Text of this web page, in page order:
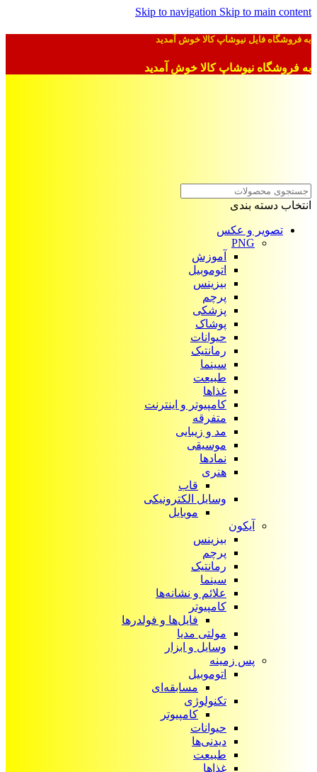
Skip to navigation Skip to main content
به فروشگاه فایل نیوشاپ کالا خوش آمدید
به فروشگاه نیوشاپ کالا خوش آمدید
انتخاب دسته بندی
تصویر و عکس
PNG
آموزش
اتوموبیل
بیزینس
پرچم
پزشکی
پوشاک
حیوانات
رمانتیک
سینما
طبیعت
غذاها
کامپیوتر و اینترنت
متفرقه
مد و زیبایی
موسیقی
نمادها
هنری
قاب
وسایل الکترونیکی
موبایل
آیکون‌
بیزینس
پرچم
رمانتیک
سینما
علائم و نشانه‌ها
کامپیوتر
فایل‌ها و فولدرها
مولتی مدیا
وسایل و ابزار
پس زمینه
اتوموبیل
مسابقه‌ای
تکنولوژی
کامپیوتر
حیوانات
دیدنی‌ها
طبیعت
غذاها